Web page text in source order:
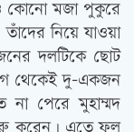
কোনো মজা পুকুরে
নিয়ে যাওয়া
দলটিকে ছোট
থেকেই দু-একজন
না পেরে মুহাম্মদ